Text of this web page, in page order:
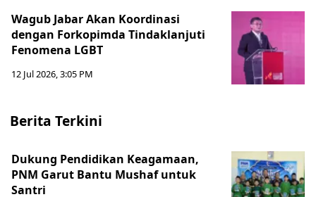
Wagub Jabar Akan Koordinasi
dengan Forkopimda Tindaklanjuti
Fenomena LGBT
12 Jul 2026, 3:05 PM
Berita Terkini
Dukung Pendidikan Keagamaan,
PNM Garut Bantu Mushaf untuk
Santri